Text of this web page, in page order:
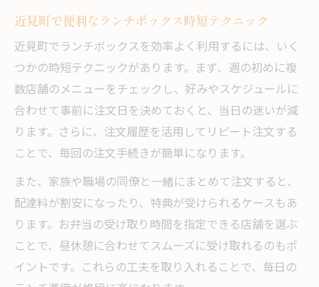
恵
近見町で活用したいランチ時間短縮法
毎日を彩るランチタイム充実アイデア
忙しい日も楽しめるランチタイムの工夫
近見町で便利なランチボックス時短テクニック
近見町でランチボックスを効率よく利用するには、いく
つかの時短テクニックがあります。まず、週の初めに複
数店舗のメニューをチェックし、好みやスケジュールに
合わせて事前に注文日を決めておくと、当日の迷いが減
ります。さらに、注文履歴を活用してリピート注文する
ことで、毎回の注文手続きが簡単になります。
また、家族や職場の同僚と一緒にまとめて注文すると、
配達料が割安になったり、特典が受けられるケースもあ
ります。お弁当の受け取り時間を指定できる店舗を選ぶ
ことで、昼休憩に合わせてスムーズに受け取れるのもポ
イントです。これらの工夫を取り入れることで、毎日の